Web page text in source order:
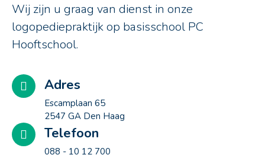
Wij zijn u graag van dienst in onze
logopediepraktijk op basisschool PC
Hooftschool.
Adres
Escamplaan 65
2547 GA Den Haag
Telefoon
088 - 10 12 700